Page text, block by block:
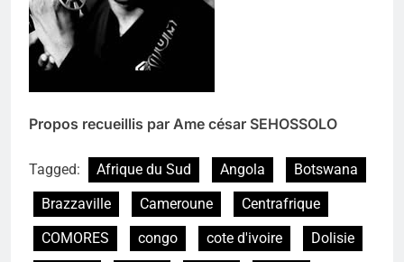
Propos recueillis par Ame césar SEHOSSOLO
Tagged: Afrique du Sud Angola
Botswana
Brazzaville
Cameroune
Centrafrique
COMORES
congo cote d'ivoire
Dolisie